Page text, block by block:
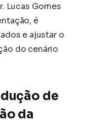
Lucas Gomes
é
e ajustar o
do cenário
de
da